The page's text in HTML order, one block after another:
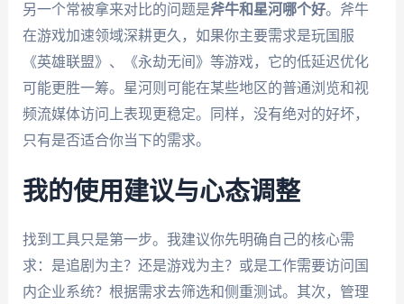
另一个常被拿来对比的问题是斧牛和星河哪个好。斧牛
在游戏加速领域深耕更久，如果你主要需求是玩国服
《英雄联盟》、《永劫无间》等游戏，它的低延迟优化
可能更胜一筹。星河则可能在某些地区的普通浏览和视
频流媒体访问上表现更稳定。同样，没有绝对的好坏，
只有是否适合你当下的需求。
我的使用建议与心态调整
找到工具只是第一步。我建议你先明确自己的核心需
求：是追剧为主？还是游戏为主？或是工作需要访问国
内企业系统？根据需求去筛选和侧重测试。其次，管理